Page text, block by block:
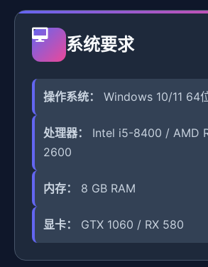
系统要求
操作系统： Windows 10/11 64
处理器：
Intel i5-8400 / AMD
2600
内存： 8 GB RAM
显卡： GTX 1060 / RX 580